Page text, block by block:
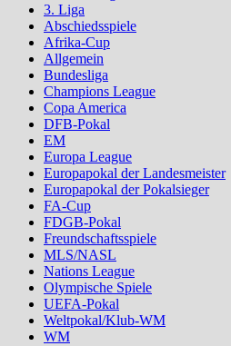
3. Liga
Abschiedsspiele
Afrika-Cup
Allgemein
Bundesliga
Champions League
Copa America
DFB-Pokal
EM
Europa League
Europapokal der Landesmeister
Europapokal der Pokalsieger
FA-Cup
FDGB-Pokal
Freundschaftsspiele
MLS/NASL
Nations League
Olympische Spiele
UEFA-Pokal
Weltpokal/Klub-WM
WM